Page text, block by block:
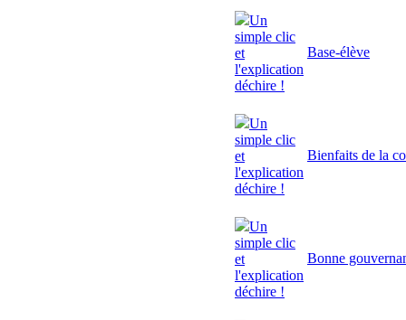
Un
simple clic
et
l'explication
déchire !
Base-élève
Un
simple clic
et
l'explication
déchire !
Bienfaits de la
Un
simple clic
et
l'explication
déchire !
Bonne